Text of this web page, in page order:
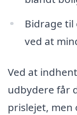
Bidrage
ved at
Ved at
udbydere får
prislejet,